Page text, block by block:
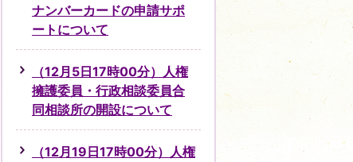
ナンバーカードの申請サポ
ートについて
（12月5日17時00分）人権
擁護委員・行政相談委員合
同相談所の開設について
（12月19日17時00分）人権